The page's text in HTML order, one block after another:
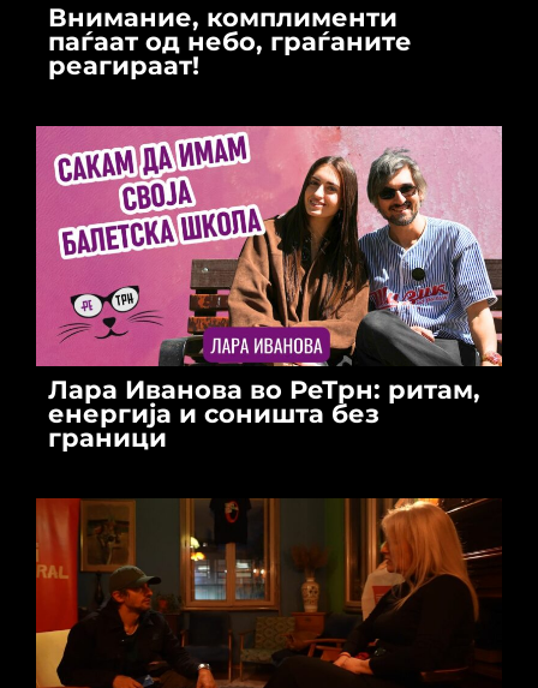
Внимание, комплименти
паѓаат од небо, граѓаните
реагираат!
Лара Иванова во РеТрн: ритам,
енергија и соништа без
граници